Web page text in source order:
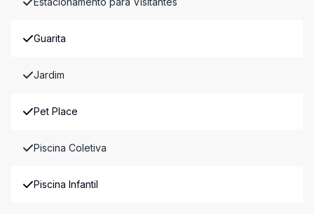
Guarita
Jardim
Pet Place
Piscina Coletiva
Piscina Infantil